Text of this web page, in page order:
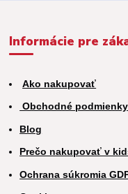
Informácie pre
Ako nakupovať
Obchodné podmienky
Blog
Prečo nakupovať v
Ochrana súkromia